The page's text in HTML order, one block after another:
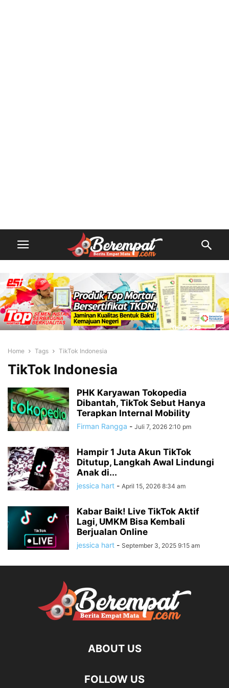
Home Tags TikTok Indonesia
TikTok Indonesia
PHK Karyawan Tokopedia
Dibantah, TikTok Sebut Hanya
Terapkan Internal Mobility
Firman Rangga - Juli 7, 2026 2:10 pm
Hampir 1 Juta Akun TikTok
Ditutup, Langkah Awal Lindungi
Anak di...
jessica hart - April 15, 2026 8:34 am
Kabar Baik! Live TikTok Aktif
Lagi, UMKM Bisa Kembali
Berjualan Online
jessica hart - September 3, 2025 9:15 am
ABOUT US
FOLLOW US